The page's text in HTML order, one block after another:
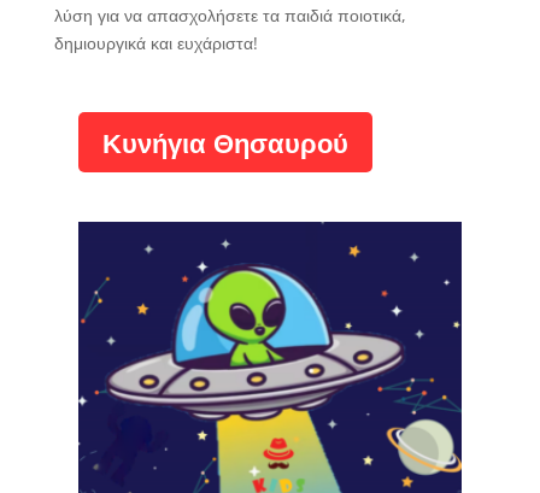
λύση για να απασχολήσετε τα παιδιά ποιοτικά,
δημιουργικά και ευχάριστα!
Κυνήγια Θησαυρού